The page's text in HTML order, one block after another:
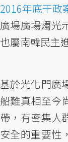
2016年底干政
廣場廣場燭光
也屬南韓民主
基於光化門廣
船難真相至今
帶，有密集人
安全的重要性